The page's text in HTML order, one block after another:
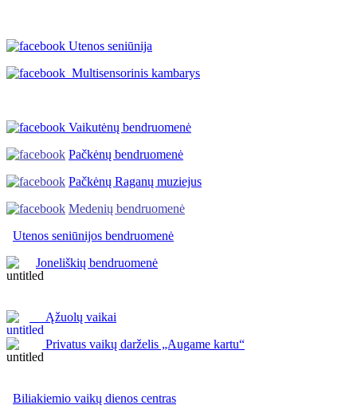
Utenos seniūnija
Multisensorinis kambarys
Vaikutėnų bendruomenė
Pačkėnų bendruomenė
Pačkėnų Raganų muziejus
Medenių bendruomenė
Utenos seniūnijos bendruomenė
Joneliškių bendruomenė
Ąžuolų vaikai
Privatus vaikų darželis „Augame kartu“
Biliakiemio vaikų dienos centras